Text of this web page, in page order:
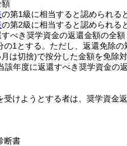
額
の第1級に相当すると認められる
の第2級に相当すると認められる
べき奨学資金の返還金額の全額
1とする。 ただし、返還免除
は切捨)で按分した金額を免除
年度に返還すべき奨学資金の
けようとする者は、奨学資金
断書